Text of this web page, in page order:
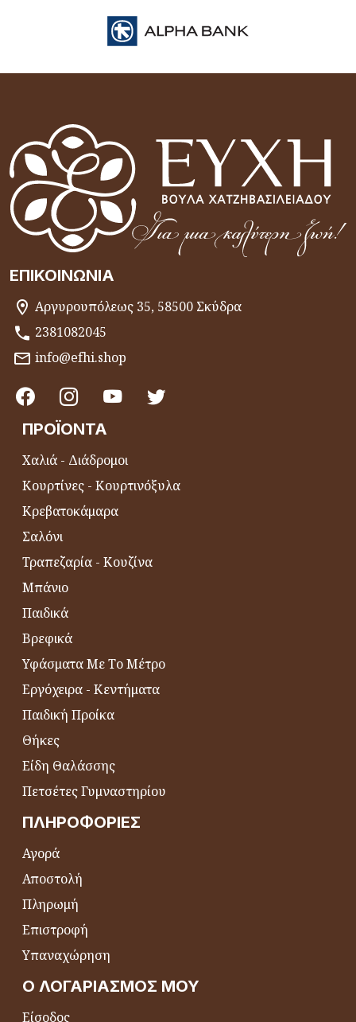
ΕΠΙΚΟΙΝΩΝΊΑ
Αργυρουπόλεως 35, 58500 Σκύδρα
2381082045
info@efhi.shop
ΠΡΟΪΌΝΤΑ
Χαλιά - Διάδρομοι
Κουρτίνες - Κουρτινόξυλα
Κρεβατοκάμαρα
Σαλόνι
Τραπεζαρία - Κουζίνα
Μπάνιο
Παιδικά
Βρεφικά
Υφάσματα Με Το Μέτρο
Εργόχειρα - Κεντήματα
Παιδική Προίκα
Θήκες
Είδη Θαλάσσης
Πετσέτες Γυμναστηρίου
ΠΛΗΡΟΦΟΡΊΕΣ
Αγορά
Αποστολή
Πληρωμή
Επιστροφή
Υπαναχώρηση
Ο ΛΟΓΑΡΙΑΣΜΌΣ ΜΟΥ
Είσοδος